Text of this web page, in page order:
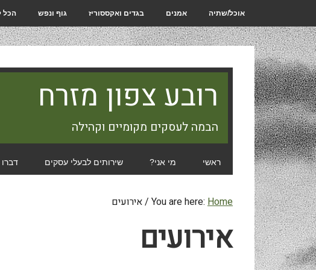
אוכל/שתיה אמנים בגדים ואקססוריז גוף ונפש הכל
רובע צפון מזרח
הבמה לעסקים מקומיים וקהילה
ראשי מי אני? שירותים לבעלי עסקים דברו
You are here: Home
/אירועים
אירועים